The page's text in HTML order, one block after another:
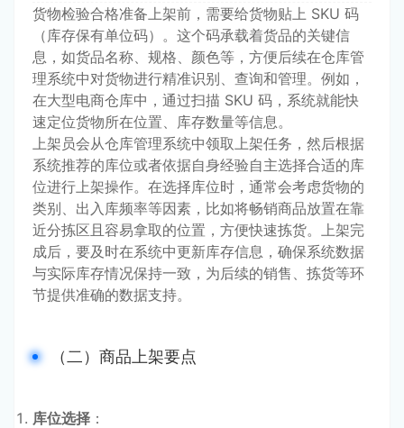
货物检验合格准备上架前，需要给货物贴上 SKU 码
（库存保有单位码）。这个码承载着货品的关键信
息，如货品名称、规格、颜色等，方便后续在仓库管
理系统中对货物进行精准识别、查询和管理。例如，
在大型电商仓库中，通过扫描 SKU 码，系统就能快
速定位货物所在位置、库存数量等信息。
上架员会从仓库管理系统中领取上架任务，然后根据
系统推荐的库位或者依据自身经验自主选择合适的库
位进行上架操作。在选择库位时，通常会考虑货物的
类别、出入库频率等因素，比如将畅销商品放置在靠
近分拣区且容易拿取的位置，方便快速拣货。上架完
成后，要及时在系统中更新库存信息，确保系统数据
与实际库存情况保持一致，为后续的销售、拣货等环
节提供准确的数据支持。
（二）商品上架要点
库位选择 ：